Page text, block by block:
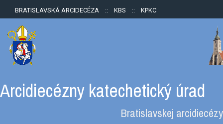
BRATISLAVSKÁ ARCIDECÉZA :: KBS :: KPKC
Arcidiecézny katechetický úrad
Bratislavskej arcidiecézy